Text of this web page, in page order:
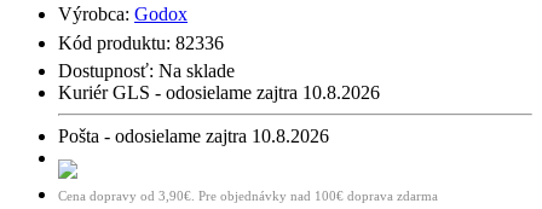
Výrobca: Godox
Kód produktu: 82336
Dostupnosť: Na sklade
Kuriér GLS - odosielame zajtra 10.8.2026
Pošta - odosielame zajtra 10.8.2026
Cena dopravy od 3,90€. Pre objednávky nad 100€ doprava zdarma